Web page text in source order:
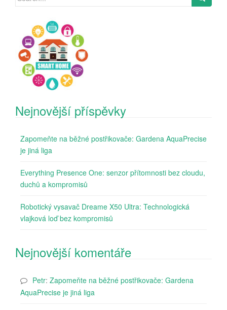
Nejnovější příspěvky
Zapomeňte na běžné postřikovače: Gardena AquaPrecise
je jiná liga
Everything Presence One: senzor přítomnosti bez cloudu,
duchů a kompromisů
Robotický vysavač Dreame X50 Ultra: Technologická
vlajková loď bez kompromisů
Nejnovější komentáře
Petr: Zapomeňte na běžné postřikovače: Gardena
AquaPrecise je jiná liga